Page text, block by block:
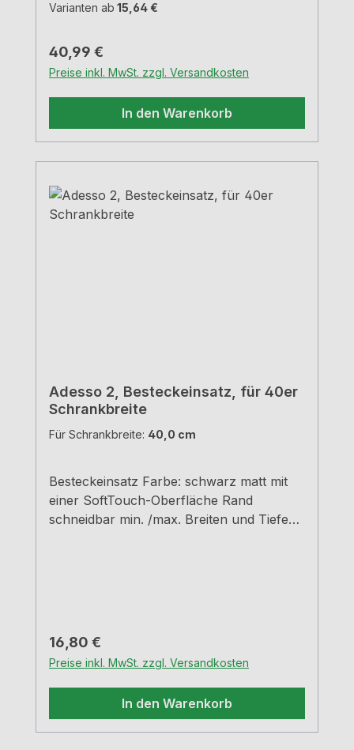
Varianten ab 15,64 €
Regulärer Preis:
40,99 €
Preise inkl. MwSt. zzgl. Versandkosten
In den Warenkorb
Adesso 2, Besteckeinsatz, für 40er
Schrankbreite
Für Schrankbreite: 40,0 cm
Besteckeinsatz Farbe: schwarz matt mit
einer SoftTouch-Oberfläche Rand
schneidbar min. /max. Breiten und Tiefen
Regulärer Preis:
16,80 €
Preise inkl. MwSt. zzgl. Versandkosten
In den Warenkorb